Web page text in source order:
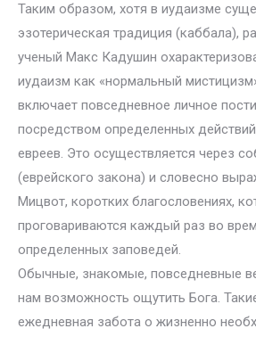
Таким образом, хотя в иудаизме
эзотерическая традиция (каббала),
ученый Макс Кадушин
иудаизм как «нормальный
включает повседневное личное
посредством определенных
евреев. Это осуществляется через
(еврейского закона) и словесно
Мицвот, коротких благословениях,
проговариваются каждый раз во
определенных заповедей.
Обычные, знакомые, повседневные
нам возможность ощутить Бога.
ежедневная забота о жизненно